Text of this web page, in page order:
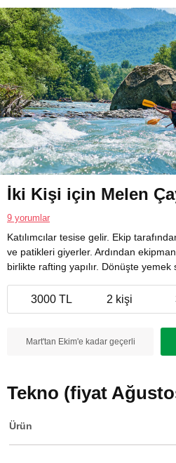
İki Kişi için Melen
9 yorumlar
Katılımcılar tesise gelir. Ekip
ve patikleri giyerler. Ardından
birlikte rafting yapılır. Dönüşte yemek
3000 TL 2 kişi
Mart'tan Ekim'e kadar geçerli
Tekno (fiyat
Ürün